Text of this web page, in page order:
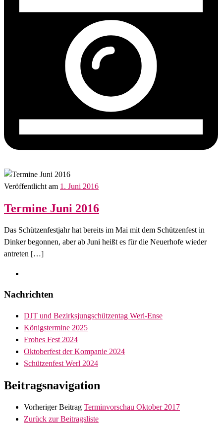
Veröffentlicht am 1. Juni 2016
Termine Juni 2016
Das Schützenfestjahr hat bereits im Mai mit dem Schützenfest in
Dinker begonnen, aber ab Juni heißt es für die Neuerhofe wieder
antreten […]
Nachrichten
DJT und Bezirksjungschützentag Werl-Ense
Königstermine 2025
Frohes Fest 2024
Oktoberfest der Kompanie 2024
Schützenfest Werl 2024
Beitragsnavigation
Vorheriger Beitrag Terminvorschau Oktober 2017
Zurück zur Beitragsliste